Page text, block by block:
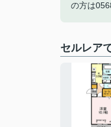
の方は
セルレア